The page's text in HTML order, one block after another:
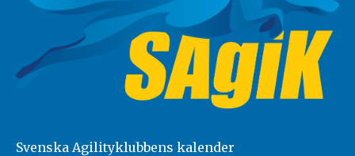
Svenska Agilityklubbens kalender